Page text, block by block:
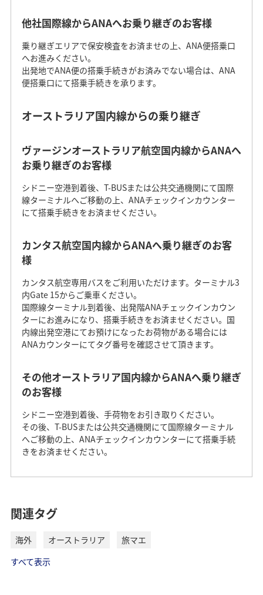
他社国際線からANAへお乗り継ぎのお客様
乗り継ぎエリアで保安検査をお済ませの上、ANA便搭乗口
へお進みください。
出発地でANA便の搭乗手続きがお済みでない場合は、ANA
便搭乗口にて搭乗手続きを承ります。
オーストラリア国内線からの乗り継ぎ
ヴァージンオーストラリア航空国内線からANAへ
お乗り継ぎのお客様
シドニー空港到着後、T-BUSまたは公共交通機関にて国際
線ターミナルへご移動の上、ANAチェックインカウンター
にて搭乗手続きをお済ませください。
カンタス航空国内線からANAへ乗り継ぎのお客
様
カンタス航空専用バスをご利用いただけます。ターミナル3
内Gate 15からご乗車ください。
国際線ターミナル到着後、出発階ANAチェックインカウン
ターにお進みになり、搭乗手続きをお済ませください。国
内線出発空港にてお預けになったお荷物がある場合には
ANAカウンターにてタグ番号を確認させて頂きます。
その他オーストラリア国内線からANAへ乗り継ぎ
のお客様
シドニー空港到着後、手荷物をお引き取りください。
その後、T-BUSまたは公共交通機関にて国際線ターミナル
へご移動の上、ANAチェックインカウンターにて搭乗手続
きをお済ませください。
市内へ
関連タグ
海外 オーストラリア
旅マエ
すべて表示